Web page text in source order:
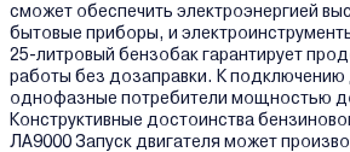
сможет обеспечить электроэнергией
бытовые приборы, и
25-литровый бензобак гарантирует
работы без дозаправки. К
однофазные потребители мощностью
Конструктивные достоинства
ЛA9000 Запуск двигателя может